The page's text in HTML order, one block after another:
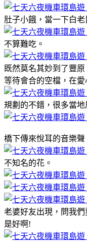
肚子小餓，當一下白老
不算難吃。
既然莫名其妙到了豐
等待會合的空檔，在愛
規劃的不錯，很多當地
橋下傳來悅耳的音樂聲
不知名的花。
老婆好友出現，問我
是好啊!